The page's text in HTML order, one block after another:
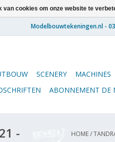
SCENERY MACHINES
ABONNEMENT DE
-
HOME/
van cookies om onze website te